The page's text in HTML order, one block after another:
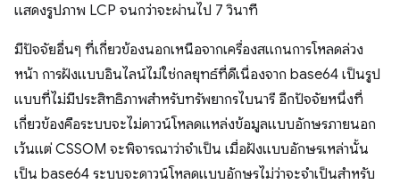
แสดงรูปภาพ LCP จนกว่าจะผ่านไป 7 วินาที
มีปัจจัยอื่นๆ ที่เกี่ยวข้องนอกเหนือจากเครื่องสแกนการโหลดล่วง
หน้า การฝังแบบอินไลน์ไม่ใช่กลยุทธ์ที่ดีเนื่องจาก base64 เป็นรูป
แบบที่ไม่มีประสิทธิภาพสำหรับทรัพยากรไบนารี อีกปัจจัยหนึ่งที่
เกี่ยวข้องคือระบบจะไม่ดาวน์โหลดแหล่งข้อมูลแบบอักษรภายนอก
เว้นแต่ CSSOM จะพิจารณาว่าจำเป็น เมื่อฝังแบบอักษรเหล่านั้น
เป็น base64 ระบบจะดาวน์โหลดแบบอักษรไม่ว่าจะจำเป็นสำหรับ